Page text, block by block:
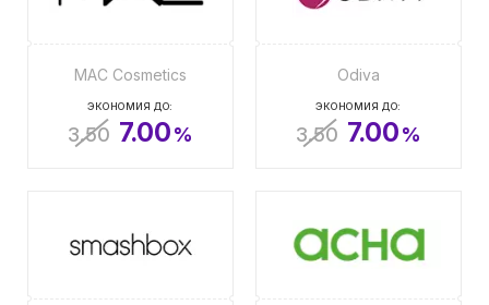
MAC Cosmetics
ЭКОНОМИЯ ДО:
3.50 7.00%
Odiva
ЭКОНОМИЯ ДО:
3.50 7.00%